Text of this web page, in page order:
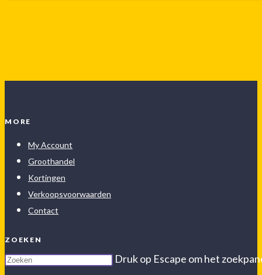
MORE
My Account
Groothandel
Kortingen
Verkoopsvoorwaarden
Contact
ZOEKEN
Druk op Escape om het